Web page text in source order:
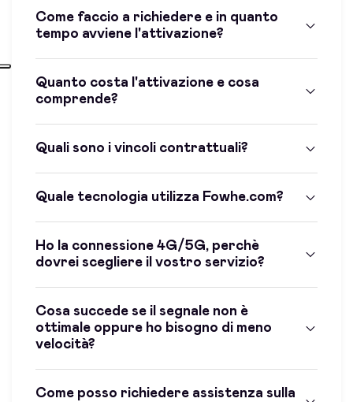
Come faccio a richiedere e in quanto
tempo avviene l'attivazione?
Quanto costa l'attivazione e cosa
comprende?
Quali sono i vincoli contrattuali?
Quale tecnologia utilizza Fowhe.com?
Ho la connessione 4G/5G, perchè
dovrei scegliere il vostro servizio?
Cosa succede se il segnale non è
ottimale oppure ho bisogno di meno
velocità?
Come posso richiedere assistenza sulla